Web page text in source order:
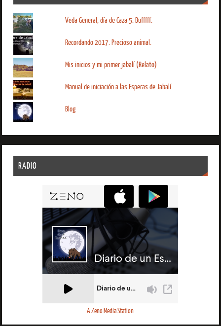
Veda General, día de Caza 5. Bufffff.
Recordando 2017. Precioso animal.
Mis inicios y mi primer jabalí (Relato)
Manual de iniciación a las Esperas de Jabalí
Blog
RADIO
A Zeno Media Station